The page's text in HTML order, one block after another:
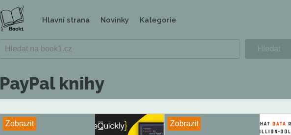
Hlavní strana Novinky Kategorie
PayPal knihy
Zobrazit Zobrazit